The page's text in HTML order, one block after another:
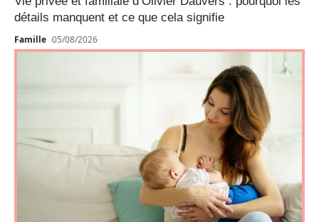
détails manquent et ce que cela signifie
Famille 05/08/2026